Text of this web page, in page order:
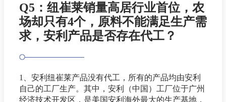
Q5：纽崔莱销量高居行业首位，农
场却只有4个，原料不能满足生产需
求，安利产品是否存在代工？
1、安利纽崔莱产品没有代工，所有的产品均由安利
自己的工厂生产。其中，安利（中国）工厂位于广州
经济技术开发区，是美国安利海外最大的生产基地，